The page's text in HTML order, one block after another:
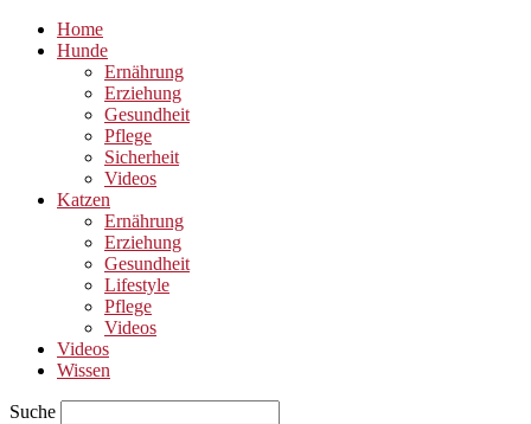
Home
Hunde
Ernährung
Erziehung
Gesundheit
Pflege
Sicherheit
Videos
Katzen
Ernährung
Erziehung
Gesundheit
Lifestyle
Pflege
Videos
Videos
Wissen
Suche